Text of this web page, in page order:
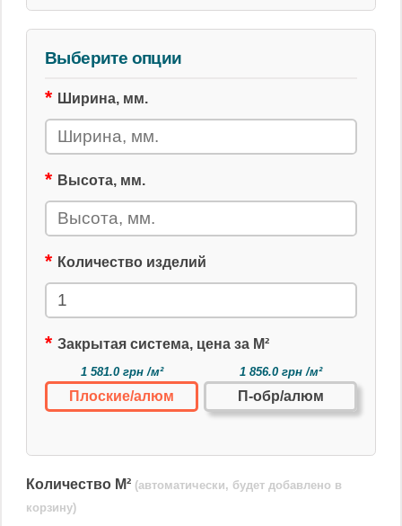
Выберите опции
Ширина, мм.
Высота, мм.
Количество изделий
Закрытая система, цена за М²
1 581.0 грн /м²
Плоские/алюм
1 856.0 грн /м²
П-обр/алюм
Количество М² (автоматически, будет добавлено в
корзину)